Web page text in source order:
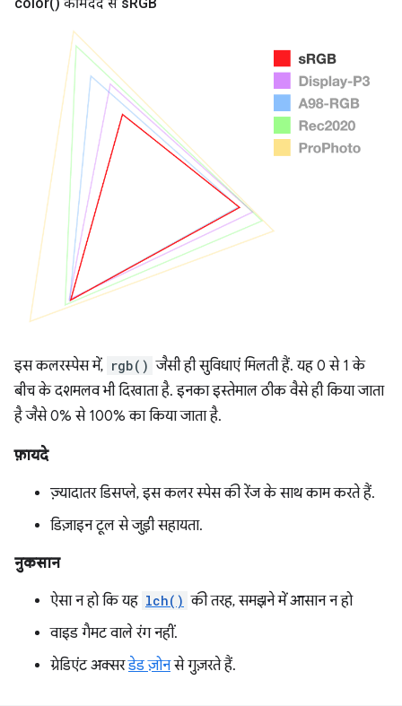
इस कलरस्पेस में, rgb() जैसी ही सुविधाएं मिलती हैं. यह 0 से 1 के
बीच के दशमलव भी दिखाता है. इनका इस्तेमाल ठीक वैसे ही किया जाता
है जैसे 0% से 100% का किया जाता है.
फ़ायदे
ज़्यादातर डिसप्ले, इस कलर स्पेस की रेंज के साथ काम करते हैं.
डिज़ाइन टूल से जुड़ी सहायता.
नुकसान
ऐसा न हो कि यह lch() की तरह, समझने में आसान न हो
वाइड गैमट वाले रंग नहीं.
ग्रेडिएंट अक्सरडेड ज़ोनसे गुज़रते हैं.